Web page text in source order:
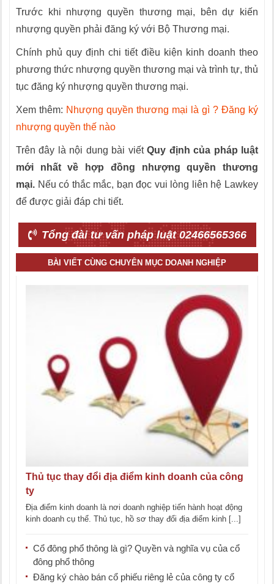
Trước khi nhượng quyền thương mại, bên dự kiến
nhượng quyền phải đăng ký với Bộ Thương mại.
Chính phủ quy định chi tiết điều kiện kinh doanh theo
phương thức nhượng quyền thương mại và trình tự, thủ
tục đăng ký nhượng quyền thương mại.
Xem thêm: Nhượng quyền thương mại là gì ? Đăng ký
nhượng quyền thế nào
Trên đây là nội dung bài viếtQuy định của pháp luật
mới nhất về hợp đồng nhượng quyền thương
mại. Nếu có thắc mắc, bạn đọc vui lòng liên hệ Lawkey
để được giải đáp chi tiết.
Tổng đài tư vấn pháp luật 02466565366
BÀI VIẾT CÙNG CHUYÊN MỤC DOANH NGHIỆP
Thủ tục thay đổi địa điểm kinh doanh của công
ty
Địa điểm kinh doanh là nơi doanh nghiệp tiến hành hoạt động
kinh doanh cụ thể. Thủ tục, hồ sơ thay đổi địa điểm kinh [...]
Cổ đông phổ thông là gì? Quyền và nghĩa vụ của cổ
đông phổ thông
Đăng ký chào bán cổ phiếu riêng lẻ của công ty cổ